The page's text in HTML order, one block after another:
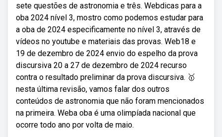
sete questões de astronomia e três. Webdicas para a
oba 2024 nível 3, mostro como podemos estudar para
a oba de 2024 especificamente no nível 3, através de
vídeos no youtube e materiais das provas. Web18 e
19 de dezembro de 2024 envio do espelho da prova
discursiva 20 a 27 de dezembro de 2024 recurso
contra o resultado preliminar da prova discursiva. 🥇
nesta última revisão, vamos falar dos outros
conteúdos de astronomia que não foram mencionados
na primeira. Weba oba é uma olimpíada nacional que
ocorre todo ano por volta de maio.